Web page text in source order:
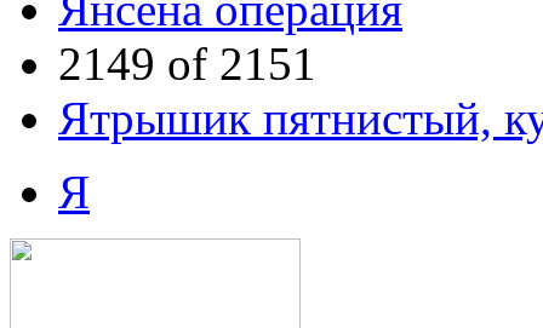
2149 of 2151
Ятрышик пятнистый,
Я